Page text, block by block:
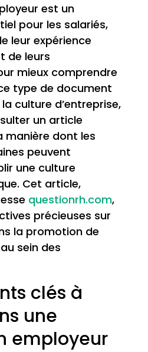
est un
pour les salariés,
leur expérience
de leurs
mieux comprendre
type de document
culture d’entreprise,
un article
manière dont les
peuvent
une culture
Cet article,
questionrh.com,
précieuses sur
la promotion de
sein des
clés à
une
employeur